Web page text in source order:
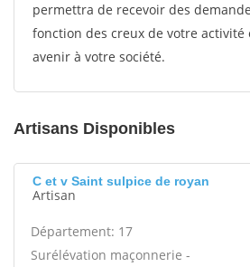
permettra de recevoir des
fonction des creux de votre
avenir à votre société.
Artisans Disponibles
C et v Saint sulpice de royan
Artisan
Département: 17
Surélévation maçonnerie -